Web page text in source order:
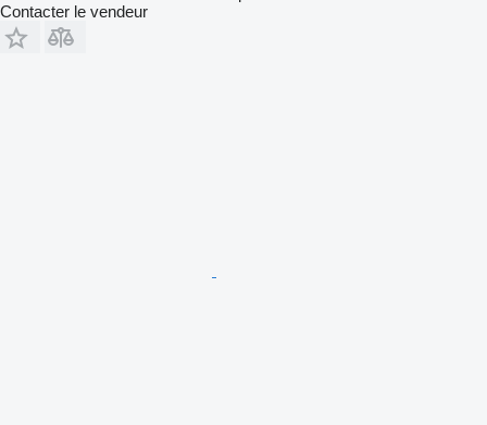
Contacter le vendeur